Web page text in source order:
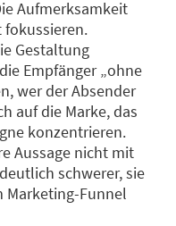
Aufmerksamkeit
Gestaltung
Empfänger „ohne
wer der Absender
auf die Marke, das
konzentrieren.
Aussage nicht mit
schwerer, sie
Marketing-Funnel